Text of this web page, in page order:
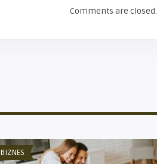
Comments are closed.
BIZNES